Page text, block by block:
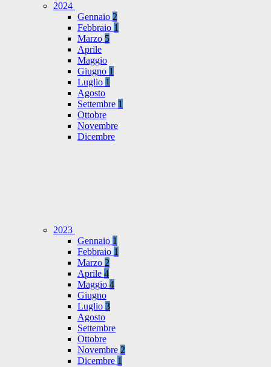
2024
Gennaio 2
Febbraio 1
Marzo 5
Aprile
Maggio
Giugno 1
Luglio 1
Agosto
Settembre 1
Ottobre
Novembre
Dicembre
2023
Gennaio 1
Febbraio 1
Marzo 2
Aprile 4
Maggio 4
Giugno
Luglio 3
Agosto
Settembre
Ottobre
Novembre 2
Dicembre 1